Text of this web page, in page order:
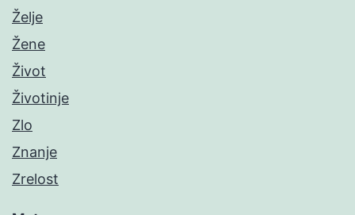
Želje
Žene
Život
Životinje
Zlo
Znanje
Zrelost